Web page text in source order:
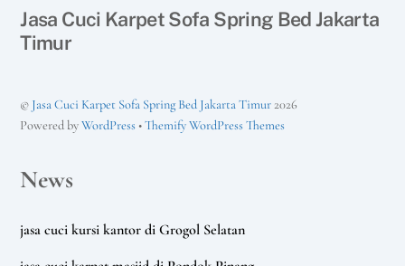
Jasa Cuci Karpet Sofa Spring Bed Jakarta
Timur
© Jasa Cuci Karpet Sofa Spring Bed Jakarta Timur2026
Powered byWordPress •Themify WordPress Themes
News
jasa cuci kursi kantor di Grogol Selatan